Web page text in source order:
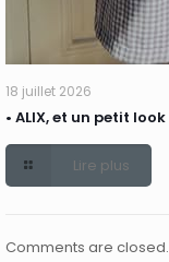
18 juillet 2026
• ALIX, et un petit
Lire plus
Comments are closed.